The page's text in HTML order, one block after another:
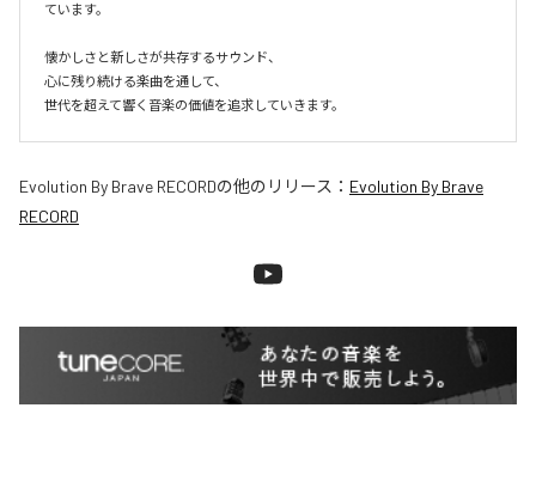
ています。
懐かしさと新しさが共存するサウンド、
心に残り続ける楽曲を通して、
世代を超えて響く音楽の価値を追求していきます。
Evolution By Brave RECORDの他のリリース： Evolution By Brave
RECORD